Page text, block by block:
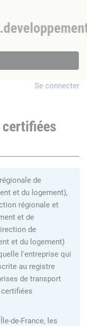
Se connecter
certifiées
de
et du logement),
régionale et
et de
de
et du logement)
l'entreprise qui
au registre
de transport
de-France, les